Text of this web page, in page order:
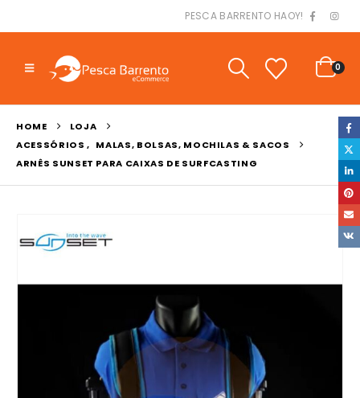
PESCA BARRENTO HAOY!
0
HOME
LOJA
ACESSÓRIOS , MALAS, BOLSAS, MOCHILAS & SACOS
ARNÊS SUNSET PARA CAIXAS DE SURFCASTING